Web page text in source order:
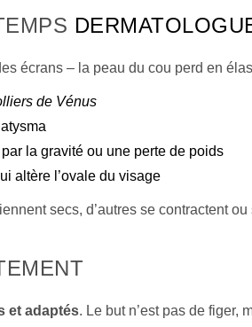
écrans – la peau du cou perd en
de Vénus
la gravité ou une perte de poids
altère l’ovale du visage
secs, d’autres se contractent ou
et adaptés. Le but n’est pas de figer,